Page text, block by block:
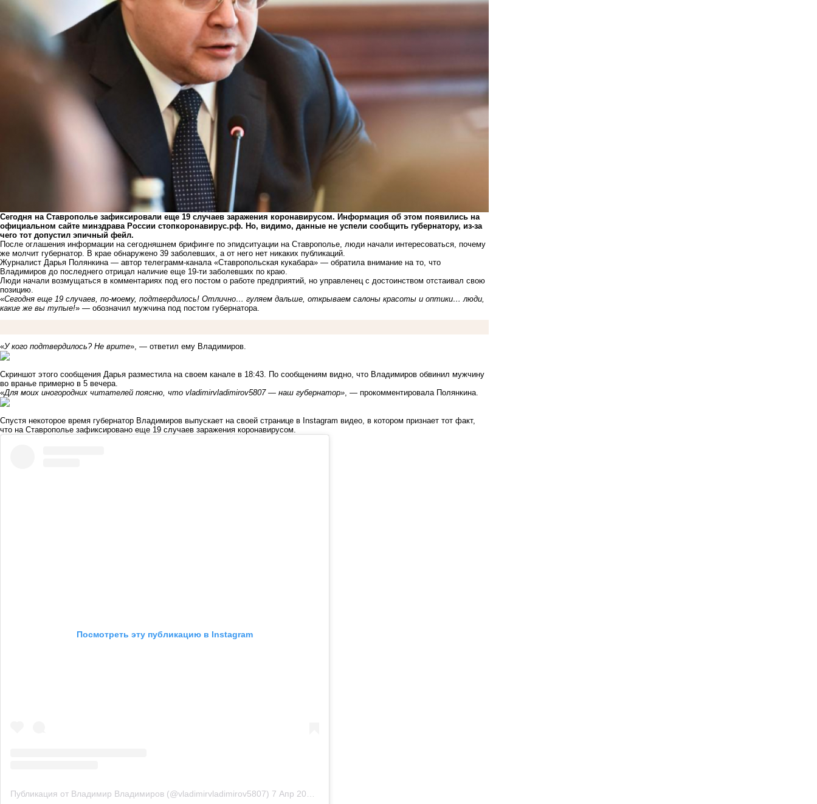
Сегодня на Ставрополье зафиксировали еще 19 случаев заражения коронавирусом. Информация об этом появились на
официальном сайте минздрава России стопкоронавирус.рф. Но, видимо, данные не успели сообщить губернатору, из-за
чего тот допустил эпичный фейл.
После оглашения информации на сегодняшнем брифинге по эпидситуации на Ставрополье, люди начали интересоваться, почему
же молчит губернатор. В крае обнаружено 39 заболевших, а от него нет никаких публикаций.
Журналист Дарья Полянкина — автор телеграмм-канала «Ставропольская кукабара» — обратила внимание на то, что
Владимиров до последнего отрицал наличие еще 19-ти заболевших по краю.
Люди начали возмущаться в комментариях под его постом о работе предприятий, но управленец с достоинством отстаивал свою
позицию.
«Сегодня еще 19 случаев, по-моему, подтвердилось! Отлично… гуляем дальше, открываем салоны красоты и оптики… люди,
какие же вы тупые!» — обозначил мужчина под постом губернатора.
«У кого подтвердилось? Не врите», — ответил ему Владимиров.
Скриншот этого сообщения Дарья разместила на своем канале в 18:43. По сообщениям видно, что Владимиров обвинил мужчину
во вранье примерно в 5 вечера.
«Для моих иногородних читателей поясню, что vladimirvladimirov5807 — наш губернатор», — прокомментировала Полянкина.
Спустя некоторое время губернатор Владимиров выпускает на своей странице в Instagram видео, в котором признает тот факт,
что на Ставрополье зафиксировано еще 19 случаев заражения коронавирусом.
Посмотреть эту публикацию в Instagram
Публикация от Владимир Владимиров (@vladimirvladimirov5807) 7 Апр 2020 в 7:43 PDT